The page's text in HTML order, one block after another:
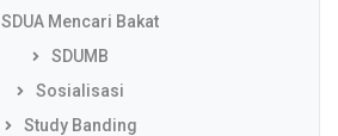
SDUA Mencari Bakat
SDUMB
Sosialisasi
Study Banding